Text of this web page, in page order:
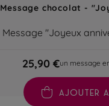
Message chocolat -
Message "Joyeux
25,90 €un message
AJOUTER